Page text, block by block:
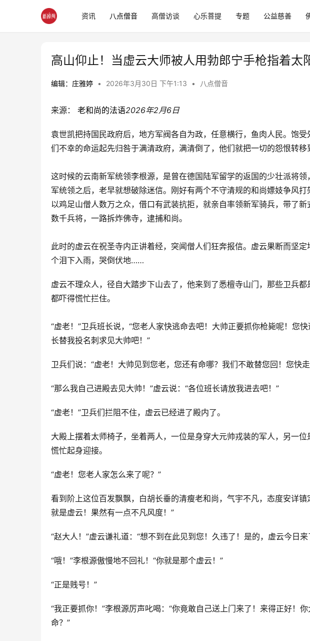
资讯 八点僧音 高僧访谈 心乐菩提 专题 公益慈善
高山仰止！当虚云大师被人用勃郎宁手枪指着
编辑：庄雅婷 • 2026年3月30日 下午1:13 • 八点僧音
来源： 老和尚的法语2026年2月6日
袁世凯把持国民政府后，地方军阀各自为政，任意横行，鱼肉人民。饱
们不幸的命运起先归咎于满清政府，满清倒了，他们就把一切的怨恨转移
这时候的云南新军统领李根源，是曾在德国陆军留学的返国的少壮派将
军统领之后，老早就想破除迷信。刚好有两个不守清规的和尚嫖妓争风
以鸡足山僧人数万之众，借口有武装抗拒，就亲自率领新军骑兵，带了
数千兵将，一路拆炸佛寺，逮捕和尚。
此时的虚云在祝圣寺内正讲着经，突闻僧人们狂奔报信。虚云果断而坚
个泪下入雨，哭倒伏地……
虚云不理众人，径自大踏步下山去了，他来到了悉檀寺山门，那些卫兵
都吓得慌忙拦住。
“虚老！”卫兵班长说，“您老人家快逃命去吧！大帅正要抓你枪毙呢！您
长替我投名刺求见大帅吧！”
卫兵们说：“虚老！大帅见到您老，您还有命哪？我们不敢替您回！您快
“那么我自己进殿去见大帅！”虚云说：“各位班长请放我进去吧！”
“虚老！”卫兵们拦阻不住，虚云已经进了殿内了。
大殿上摆着太师椅子，坐着两人，一位是身穿大元帅戎装的军人，另一位
慌忙起身迎接。
“虚老！您老人家怎么来了呢？”
看到阶上这位百发飘飘，白胡长垂的清瘦老和尚，气宇不凡，态度安详
就是虚云！果然有一点不凡风度！”
“赵大人！”虚云谦礼道：“想不到在此见到您！久违了！是的，虚云今日
“哦！”李根源傲慢地不回礼！“你就是那个虚云！”
“正是贱号！”
“我正要抓你！”李根源厉声叱喝：“你竟敢自己送上门来了！来得正好！
命？”